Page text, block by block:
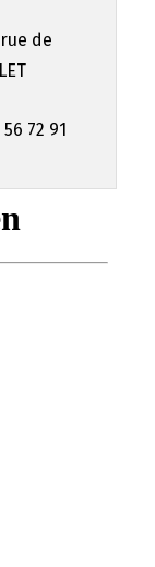
de
72 91